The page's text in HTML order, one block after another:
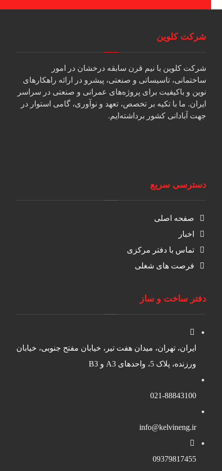
شرکت کلوین
شرکت کلوین با نیم قرن سابقه درخشان در امور
ساختمانی، تاسیساتی و صنعتی، پیشرو در ارائه راهکارهای
نوین و باکیفیت برای پروژه‌های عمرانی و صنعتی در سراسر
ایران. ما با تکیه بر تخصص، تعهد و نوآوری، گامی استوار در
جهت آبادانی کشور برداشته‌ایم.
دسترسی سریع
صفحه اصلی
اخبار
تماس با دفتر مرکزی
فرصت های شغلی
دفتر ساخت و ساز
ایران، تهران، میدان هفت تیر، خیابان مفتح جنوبی، خیابان
ورزنده، پلاک 5، واحدهای A3 و B3
021-88843100
info@kelvineng.ir
09379817455